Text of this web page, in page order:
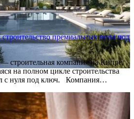
строительство премиальных вилл под
строительная компания на Кипре,
на полном цикле строительства
с нуля под ключ. Компания…